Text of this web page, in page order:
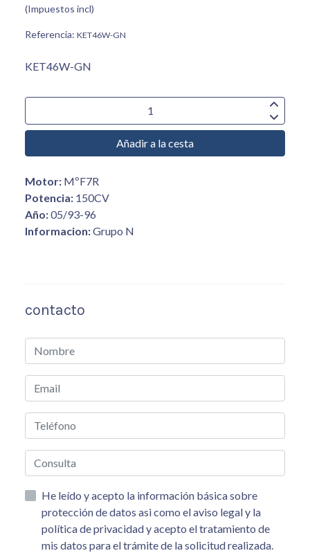
(Impuestos incl)
Referencia: KET46W-GN
KET46W-GN
Añadir a la cesta
Motor: MºF7R
Potencia: 150CV
Año:05/93-96
Informacion:Grupo N
contacto
He leído y acepto la información básica sobre
protección de datos asi como el aviso legal y la
política de privacidad y acepto el tratamiento de
mis datos para el trámite de la solicitud realizada.